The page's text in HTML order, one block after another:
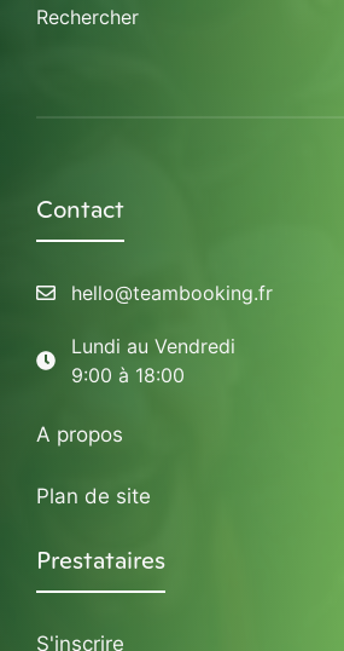
Rechercher
Contact
hello@teambooking.fr
Lundi au Vendredi
9:00 à 18:00
A propos
Plan de site
Prestataires
S'inscrire